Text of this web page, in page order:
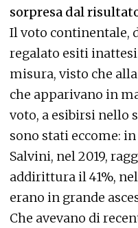
sorpresa dal
Il voto continentale,
regalato esiti
misura, visto che
che apparivano in
voto, a esibirsi nello
sono stati eccome:
Salvini, nel 2019,
addirittura il 41%,
erano in grande
Che avevano di